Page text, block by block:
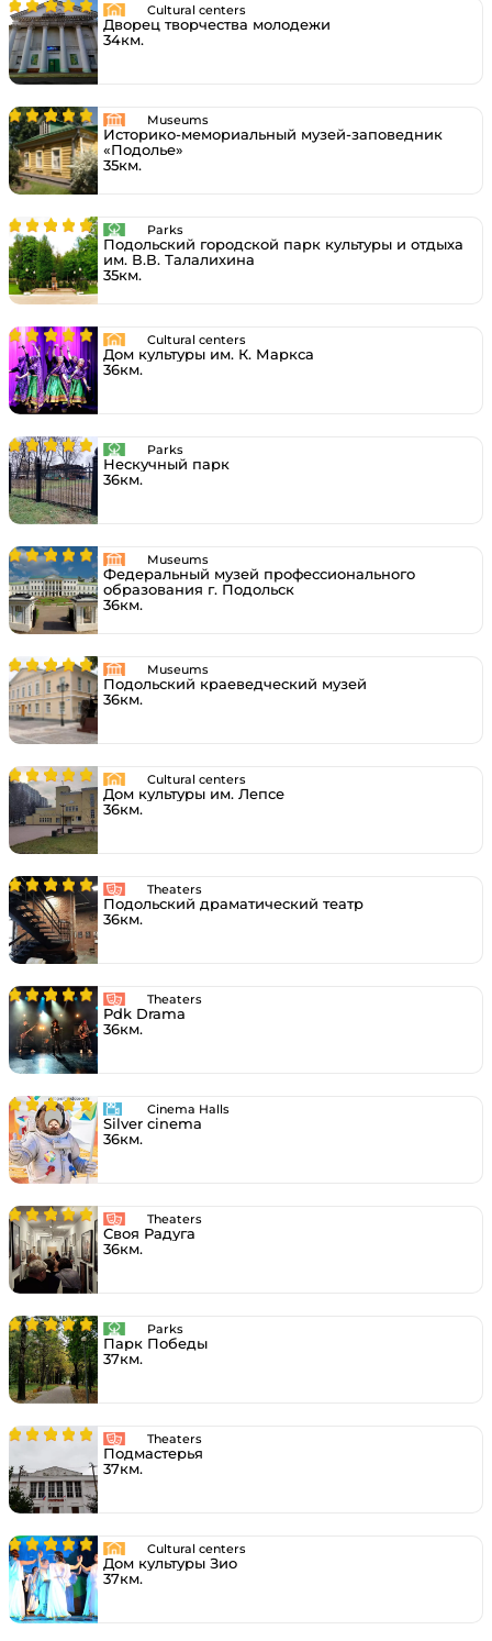
Cultural centers
Дворец творчества молодежи
34км.
Museums
Историко-мемориальный музей-заповедник
«Подолье»
35км.
Parks
Подольский городской парк культуры и отдыха
им. В.В. Талалихина
35км.
Cultural centers
Дом культуры им. К. Маркса
36км.
Parks
Нескучный парк
36км.
Museums
Федеральный музей профессионального
образования г. Подольск
36км.
Museums
Подольский краеведческий музей
36км.
Cultural centers
Дом культуры им. Лепсе
36км.
Theaters
Подольский драматический театр
36км.
Theaters
Pdk Drama
36км.
Cinema Halls
Silver cinema
36км.
Theaters
Своя Радуга
36км.
Parks
Парк Победы
37км.
Theaters
Подмастерья
37км.
Cultural centers
Дом культуры Зио
37км.